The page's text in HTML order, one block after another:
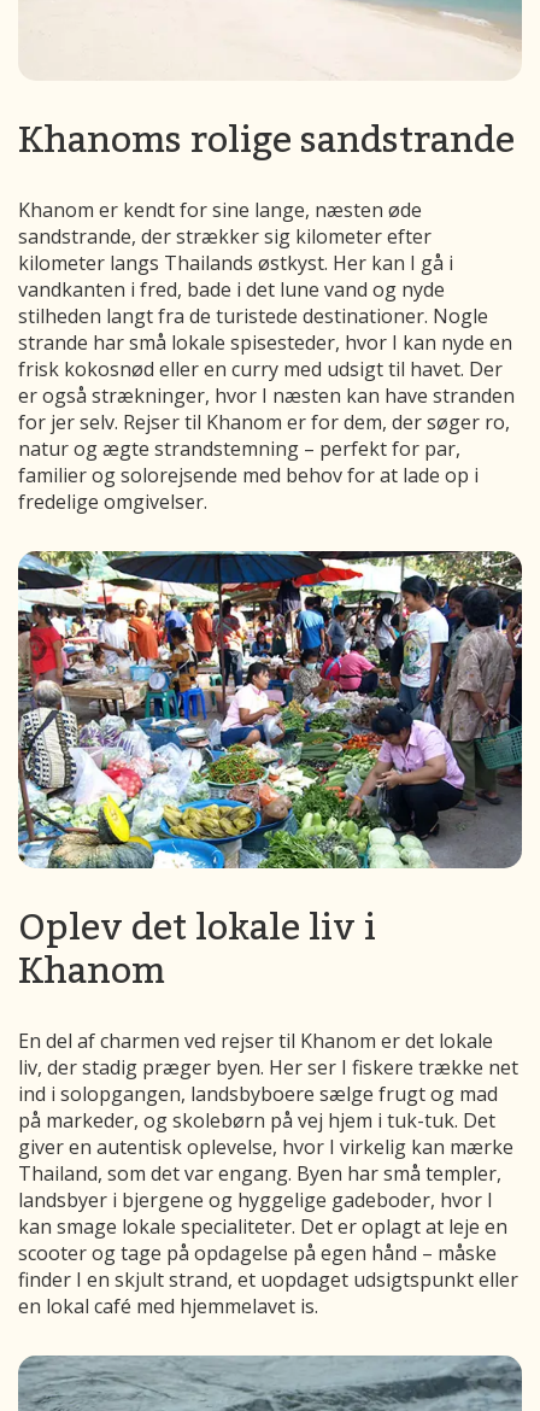
Khanoms rolige sandstrande
Khanom er kendt for sine lange, næsten øde
sandstrande, der strækker sig kilometer efter
kilometer langs Thailands østkyst. Her kan I gå i
vandkanten i fred, bade i det lune vand og nyde
stilheden langt fra de turistede destinationer. Nogle
strande har små lokale spisesteder, hvor I kan nyde en
frisk kokosnød eller en curry med udsigt til havet. Der
er også strækninger, hvor I næsten kan have stranden
for jer selv. Rejser til Khanom er for dem, der søger ro,
natur og ægte strandstemning – perfekt for par,
familier og solorejsende med behov for at lade op i
fredelige omgivelser.
Oplev det lokale liv i
Khanom
En del af charmen ved rejser til Khanom er det lokale
liv, der stadig præger byen. Her ser I fiskere trække net
ind i solopgangen, landsbyboere sælge frugt og mad
på markeder, og skolebørn på vej hjem i tuk-tuk. Det
giver en autentisk oplevelse, hvor I virkelig kan mærke
Thailand, som det var engang. Byen har små templer,
landsbyer i bjergene og hyggelige gadeboder, hvor I
kan smage lokale specialiteter. Det er oplagt at leje en
scooter og tage på opdagelse på egen hånd – måske
finder I en skjult strand, et uopdaget udsigtspunkt eller
en lokal café med hjemmelavet is.